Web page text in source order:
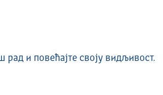
рад и повећајте своју видљивост.